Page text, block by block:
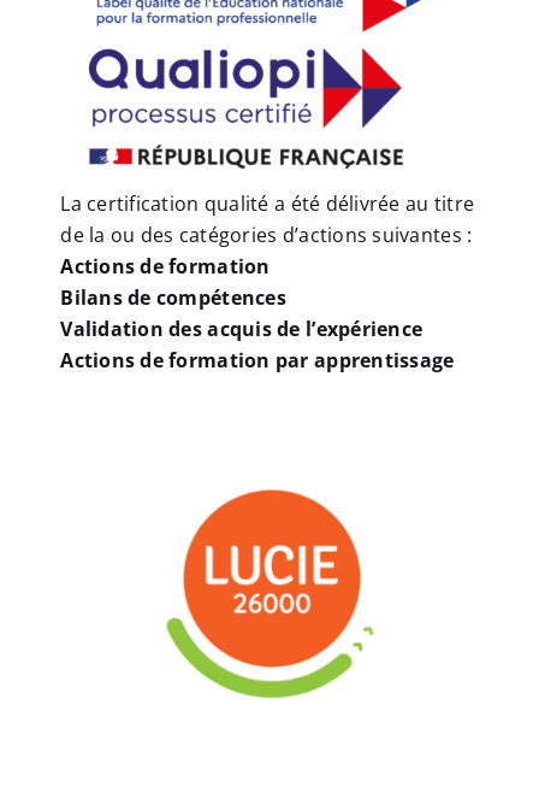
La certification qualité a été délivrée au titre
de la ou des catégories d’actions suivantes :
Actions de formation
Bilans de compétences
Validation des acquis de l’expérience
Actions de formation par apprentissage